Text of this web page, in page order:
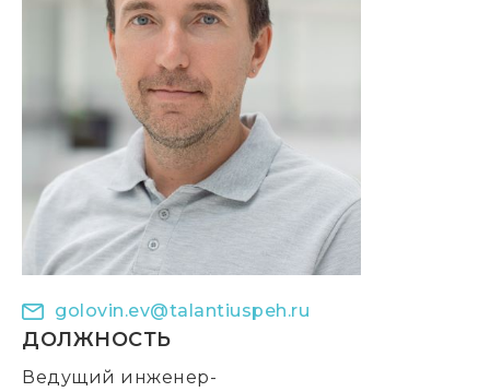
golovin.ev@talantiuspeh.ru
ДОЛЖНОСТЬ
Ведущий инженер-